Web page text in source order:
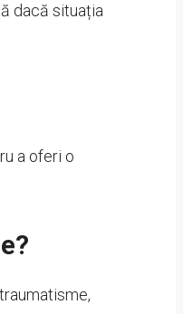
dacă situația
a oferi o